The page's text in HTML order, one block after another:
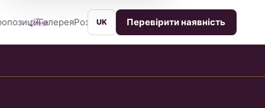
ГалереяРозташуванняПослугиКонтакти
UK Перевірити наявність